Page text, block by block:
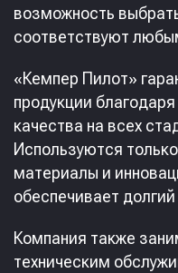
возможность
соответствуют
«Кемпер Пилот»
продукции
качества на всех
Используются
материалы и
обеспечивает
Компания также
техническим